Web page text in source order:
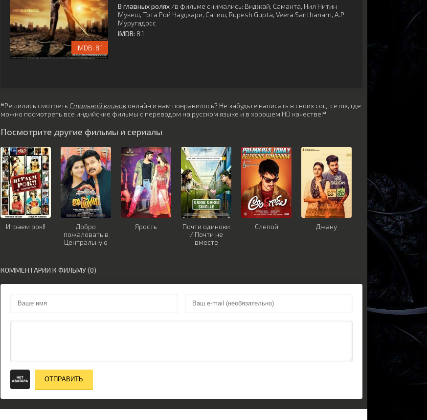
8.1
В главных ролях /в фильме снимались: Виджай, Саманта, Нил Нитин
Мукеш, Тота Рой Чаудхари, Сатиш, Rupesh Gupta, Veera Santhanam, А.Р.
Муругадосс
IMDB: 8.1
❝Решились смотреть Стальной клинок онлайн и вам понравилось? Не забудьте написать в своих соц. сетях, где
можно посмотреть все индийские фильмы с переводом на русском языке и в хорошем HD качестве!❝
Посмотрите другие фильмы и сериалы
Играем рок!!
Добро
пожаловать в
Центральную
Ярость
Почти одиноки
/ Почти не
вместе
Слепой Джану
КОММЕНТАРИИ К ФИЛЬМУ (0)
ОТПРАВИТЬ